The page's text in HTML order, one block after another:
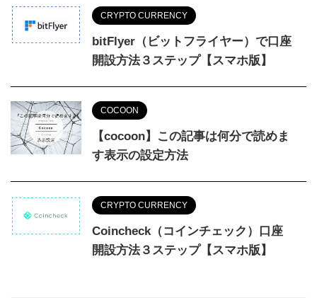
CRYPTO CURRENCY
bitFlyer（ビットフライヤー）で口座
開設方法３ステップ【スマホ版】
COCOON
【cocoon】この記事は何分で読めま
す表示の設定方法
CRYPTO CURRENCY
Coincheck（コインチェック）口座
開設方法３ステップ【スマホ版】